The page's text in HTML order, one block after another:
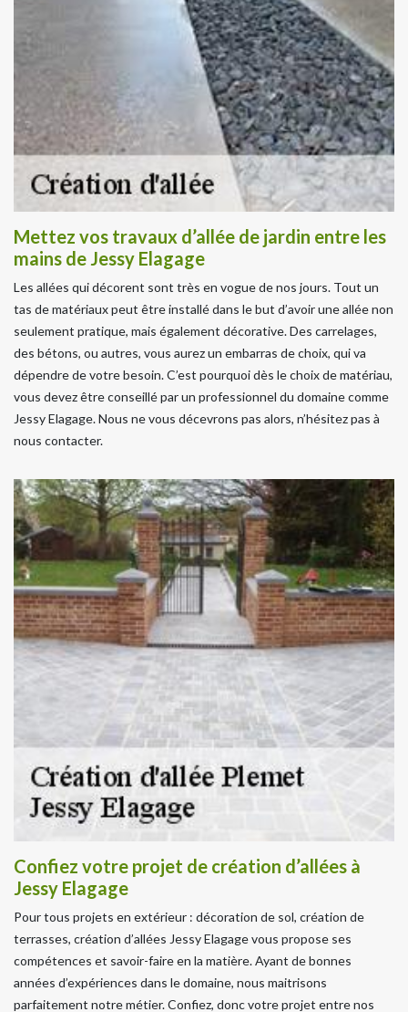
Mettez vos travaux d’allée de jardin entre les
mains de Jessy Elagage
Les allées qui décorent sont très en vogue de nos jours. Tout un
tas de matériaux peut être installé dans le but d’avoir une allée non
seulement pratique, mais également décorative. Des carrelages,
des bétons, ou autres, vous aurez un embarras de choix, qui va
dépendre de votre besoin. C’est pourquoi dès le choix de matériau,
vous devez être conseillé par un professionnel du domaine comme
Jessy Elagage. Nous ne vous décevrons pas alors, n’hésitez pas à
nous contacter.
Confiez votre projet de création d’allées à
Jessy Elagage
Pour tous projets en extérieur : décoration de sol, création de
terrasses, création d’allées Jessy Elagage vous propose ses
compétences et savoir-faire en la matière. Ayant de bonnes
années d’expériences dans le domaine, nous maitrisons
parfaitement notre métier. Confiez, donc votre projet entre nos